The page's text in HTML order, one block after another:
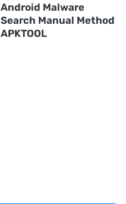
Android Malware
Search Manual Method
APKTOOL